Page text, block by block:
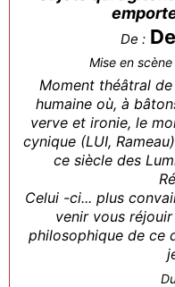
De :
Mise en scène
Moment théâtral
humaine où, à
verve et ironie, le
cynique (LUI,
ce siècle des
Celui -ci... plus convaincant
venir vous
philosophique de ce